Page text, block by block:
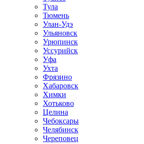
Тула
Тюмень
Улан-Удэ
Ульяновск
Урюпинск
Уссурийск
Уфа
Ухта
Фрязино
Хабаровск
Химки
Хотьково
Целина
Чебоксары
Челябинск
Череповец